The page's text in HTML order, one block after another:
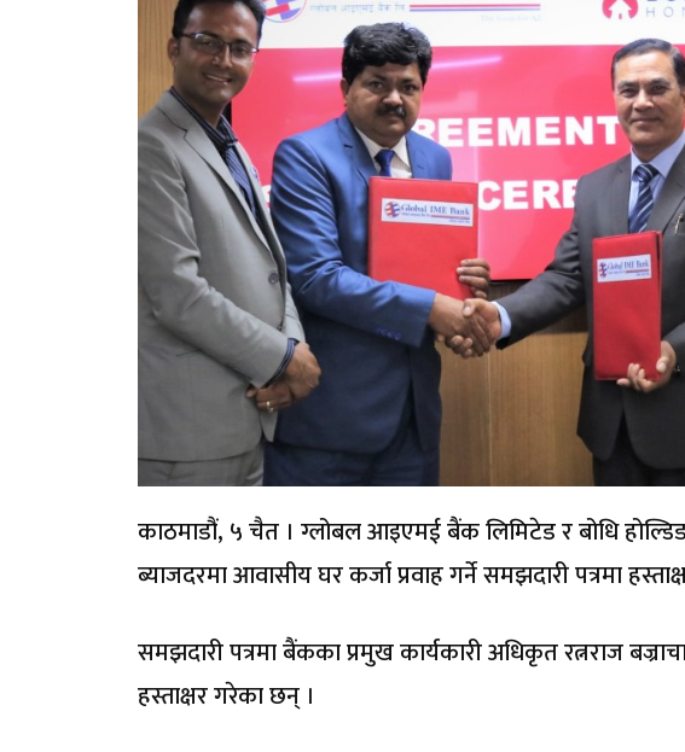
काठमाडौं, ५ चैत । ग्लोबल आइएमई बैंक लिमिटेड र बोधि
ब्याजदरमा आवासीय घर कर्जा प्रवाह गर्ने समझदारी पत्रमा
समझदारी पत्रमा बैंकका प्रमुख कार्यकारी अधिकृत रत्नराज
हस्ताक्षर गरेका छन् ।